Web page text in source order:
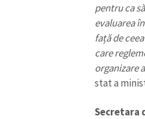
pentru ca
evaluarea
față de
care
organizare
stat a
Secretara